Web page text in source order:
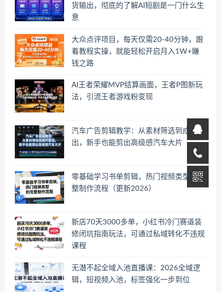
货输出，彻底的了解AI短剧是一门什么生
意
大众点评项目，每天仅需20-40分钟，跟
着教程实操，就能轻松开启月入1W+賺
钱之路
AI王者荣耀MVP结算画面，王者P图新玩
法，引流王者游戏粉变现
汽车广告剪辑教学：从素材筛选到成片输
出，新手也能剪出高级感汽车大片
零基础学习书单剪辑，热门视频类型的完
整制作流程（更新2026）
新店70天3000多单，小红书冷门赛道装
修闭坑指南玩法，可通过私域转化不违规
课程
无潜不起全域入池直播课：2026全域逻
辑，短视频入池，标签强化一步到位